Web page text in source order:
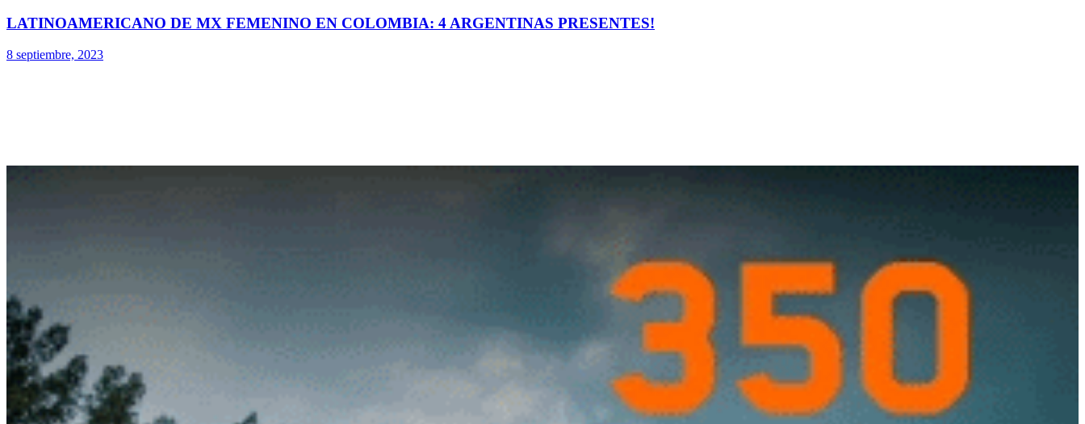
LATINOAMERICANO DE MX FEMENINO EN COLOMBIA: 4 ARGENTINAS PRESENTES!
8 septiembre, 2023